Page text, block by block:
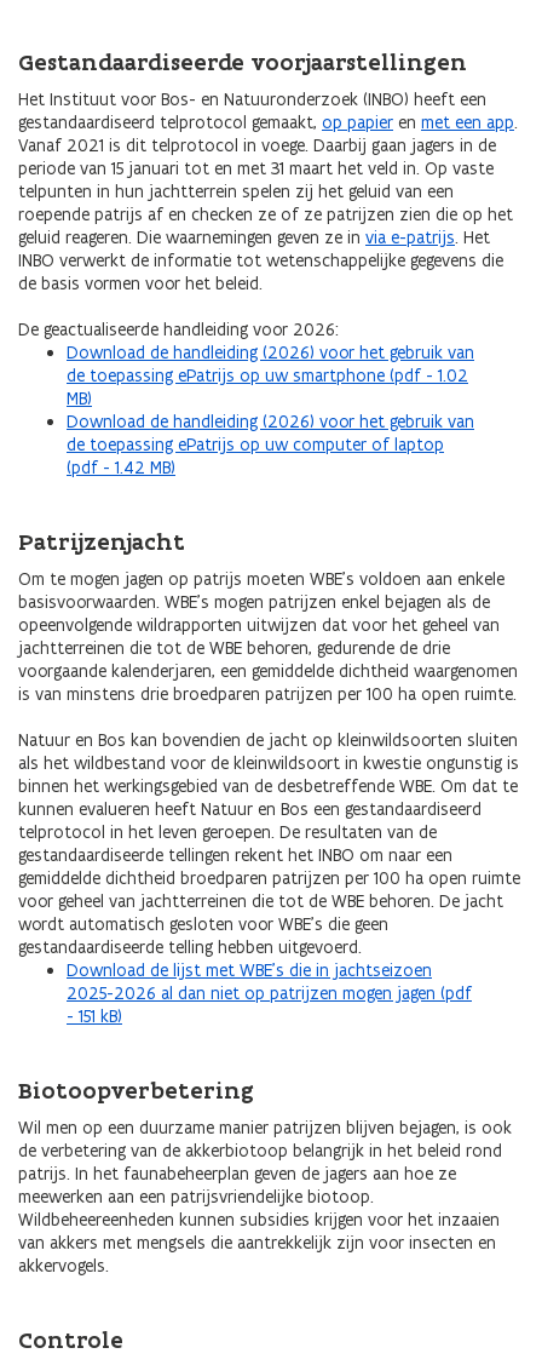
Gestandaardiseerde voorjaarstellingen
Het Instituut voor Bos- en Natuuronderzoek (INBO) heeft een
gestandaardiseerd telprotocol gemaakt, op papier en met een app.
Vanaf 2021 is dit telprotocol in voege. Daarbij gaan jagers in de
periode van 15 januari tot en met 31 maart het veld in. Op vaste
telpunten in hun jachtterrein spelen zij het geluid van een
roepende patrijs af en checken ze of ze patrijzen zien die op het
geluid reageren. Die waarnemingen geven ze in via e-patrijs. Het
INBO verwerkt de informatie tot wetenschappelijke gegevens die
de basis vormen voor het beleid.
De geactualiseerde handleiding voor 2026:
Download de handleiding (2026) voor het gebruik van
de toepassing ePatrijs op uw smartphone (pdf - 1.02
MB)
Download de handleiding (2026) voor het gebruik van
de toepassing ePatrijs op uw computer of laptop
(pdf - 1.42 MB)
Patrijzenjacht
Om te mogen jagen op patrijs moeten WBE’s voldoen aan enkele
basisvoorwaarden. WBE’s mogen patrijzen enkel bejagen als de
opeenvolgende wildrapporten uitwijzen dat voor het geheel van
jachtterreinen die tot de WBE behoren, gedurende de drie
voorgaande kalenderjaren, een gemiddelde dichtheid waargenomen
is van minstens drie broedparen patrijzen per 100 ha open ruimte.
Natuur en Bos kan bovendien de jacht op kleinwildsoorten sluiten
als het wildbestand voor de kleinwildsoort in kwestie ongunstig is
binnen het werkingsgebied van de desbetreffende WBE. Om dat te
kunnen evalueren heeft Natuur en Bos een gestandaardiseerd
telprotocol in het leven geroepen. De resultaten van de
gestandaardiseerde tellingen rekent het INBO om naar een
gemiddelde dichtheid broedparen patrijzen per 100 ha open ruimte
voor geheel van jachtterreinen die tot de WBE behoren. De jacht
wordt automatisch gesloten voor WBE’s die geen
gestandaardiseerde telling hebben uitgevoerd.
Download de lijst met WBE’s die in jachtseizoen
2025-2026 al dan niet op patrijzen mogen jagen (pdf
- 151 kB)
Biotoopverbetering
Wil men op een duurzame manier patrijzen blijven bejagen, is ook
de verbetering van de akkerbiotoop belangrijk in het beleid rond
patrijs. In het faunabeheerplan geven de jagers aan hoe ze
meewerken aan een patrijsvriendelijke biotoop.
Wildbeheereenheden kunnen subsidies krijgen voor het inzaaien
van akkers met mengsels die aantrekkelijk zijn voor insecten en
akkervogels.
Controle